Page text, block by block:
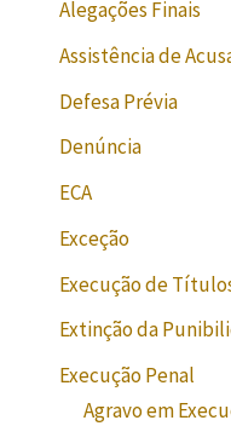
Alegações Finais
Assistência de
Defesa Prévia
Denúncia
ECA
Exceção
Execução de
Extinção da
Execução Penal
Agravo em